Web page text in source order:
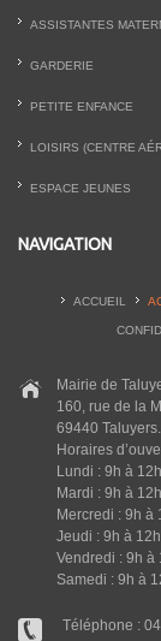
ASSISTANTES
GARDERIE
PETITE ENFANCE
LOISIRS (CENTRE
ESPACE JEUNES
NAVIGATION
ACCUEIL
Mairie de
160, rue de la
69440 Taluyers.
Horaires
Lundi : 9h à 12h
Mardi : 9h à
Mercredi : 9h à
Jeudi : 9h à
Vendredi : 9h à
Samedi : 9h à
Téléphone :